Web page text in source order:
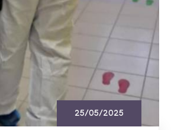
25/05/2025